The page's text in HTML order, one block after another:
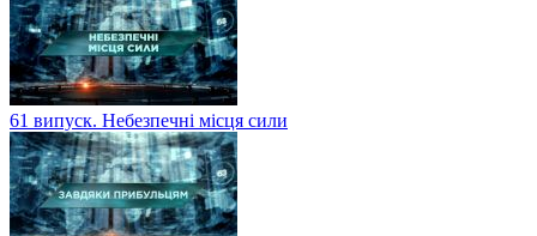
61 випуск. Небезпечні місця сили